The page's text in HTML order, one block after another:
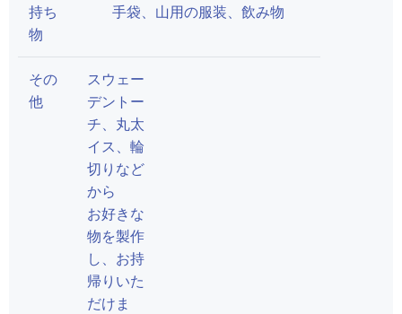
持ち
物
手袋、山用の服装、飲み物
その
他
スウェー
デントー
チ、丸太
イス、輪
切りなど
から
お好きな
物を製作
し、お持
帰りいた
だけま